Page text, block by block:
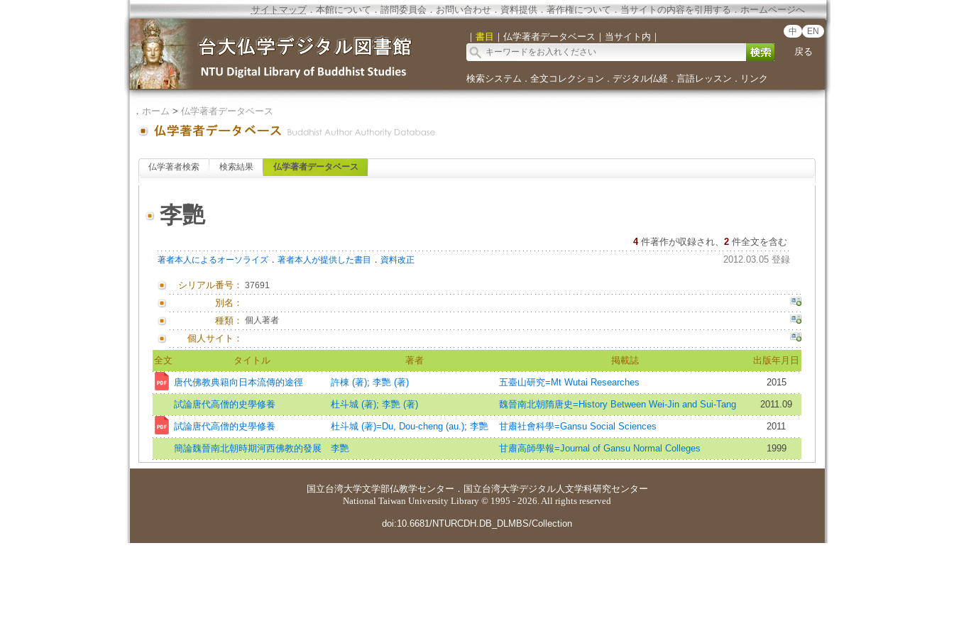
サイトマップ．本館について．諮問委員会． お問い合わせ． 資料提供．著作権について．当サイトの内容を引用する．ホームページへ
｜ 書目 ｜ 仏学著者データベース ｜ 当サイト内 ｜ 中 EN
戻る
検索システム ． 全文コレクション ． デジタル仏経． 言語レッスン ． リンク
． ホーム > 仏学著者データベース
仏学著者検索 検索結果 仏学著者データベース
李艷
4 件著作が収録され、 2件全文を含む
著者本人によるオーソライズ． 著者本人が提供した書目 ． 資料改正 2012.03.05 登録
シリアル番号： 37691
別名：
種類： 個人著者
個人サイト：
全文 タイトル 著者 掲載誌 出版年月日
唐代佛教典籍向日本流傳的途徑 許棟 (著); 李艷 (著) 五臺山研究=Mt Wutai Researches 2015
試論唐代高僧的史學修養 杜斗城 (著); 李艷 (著) 魏晉南北朝隋唐史=History Between Wei-Jin and Sui-Tang 2011.09
試論唐代高僧的史學修養 杜斗城 (著)=Du, Dou-cheng (au.); 李艷 甘肅社會科學=Gansu Social Sciences 2011
簡論魏晉南北朝時期河西佛教的發展 李艷 甘肅高師學報=Journal of Gansu Normal Colleges 1999
国立台湾大学文学部仏教学センター ． 国立台湾大学デジタル人文学科研究センター
National Taiwan University Library © 1995 - 2026. All rights reserved
doi:10.6681/NTURCDH.DB_DLMBS/Collection